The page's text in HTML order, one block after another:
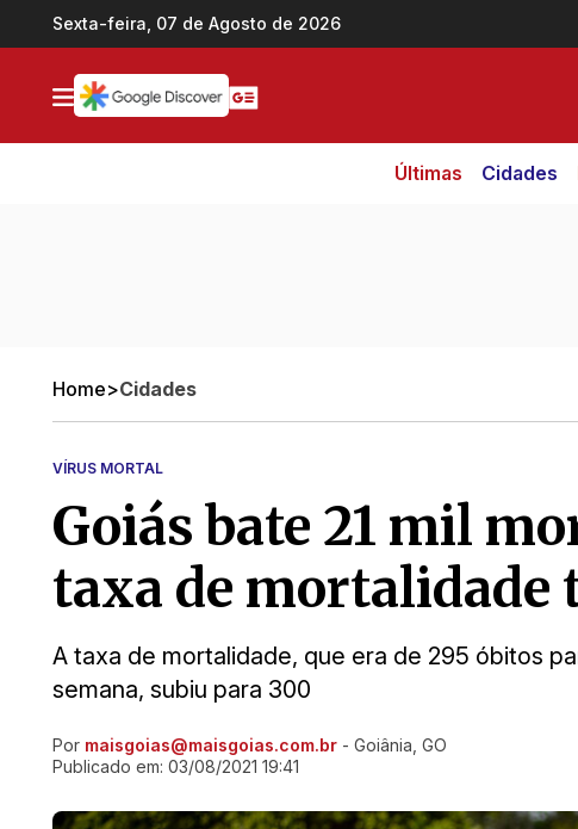
Ir direto pro conteúdo
Sexta-feira, 07 de Agosto de 2026
Últimas Cidades
Home>Cidades
VÍRUS MORTAL
Goiás bate 21 mil
taxa de mortalidade
A taxa de mortalidade, que era de 295 óbitos
semana, subiu para 300
Ir direto pra matéria
Por maisgoias@maisgoias.com.br - Goiânia, GO
Publicado em: 03/08/2021 19:41